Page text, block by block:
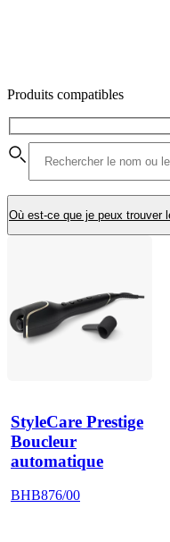
Produits compatibles
Où est-ce que je peux trouver
StyleCare Prestige
Boucleur
automatique
BHB876/00